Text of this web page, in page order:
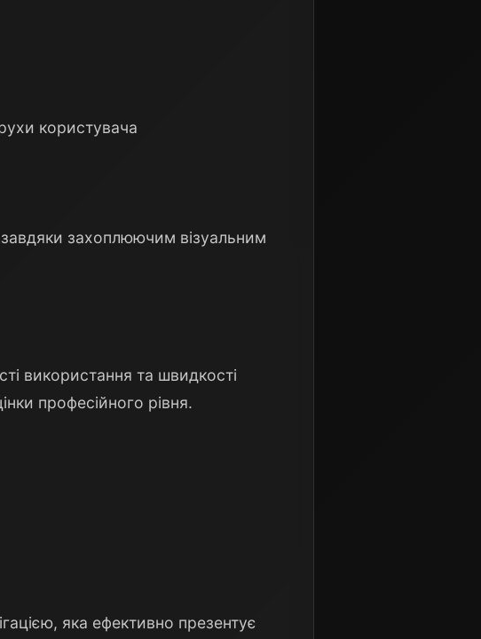
користувача
завдяки захоплюючим візуальним
використання та швидкості
професійного рівня.
яка ефективно презентує